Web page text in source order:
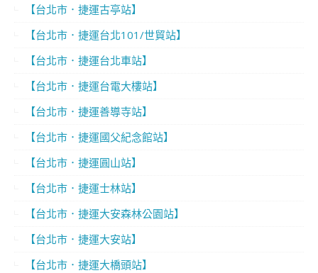
【台北市．捷運古亭站】
【台北市．捷運台北101/世貿站】
【台北市．捷運台北車站】
【台北市．捷運台電大樓站】
【台北市．捷運善導寺站】
【台北市．捷運國父紀念館站】
【台北市．捷運圓山站】
【台北市．捷運士林站】
【台北市．捷運大安森林公園站】
【台北市．捷運大安站】
【台北市．捷運大橋頭站】